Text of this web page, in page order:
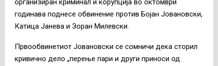
организиран криминал и корупција во октомври
годинава поднесе обвинение против Бојан Јовановски,
Катица Јанева и Зоран Милевски.
Првообвинетиот Јовановски се сомничи дека сторил
кривично дело „перење пари и други приноси од